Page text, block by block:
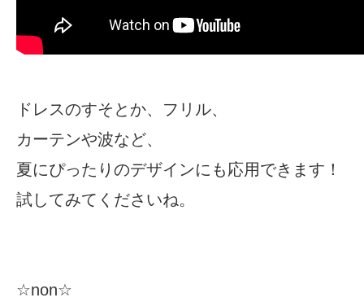
ドレスのすそとか、フリル、
カーテンや波など、
夏にぴったりのデザインにも応用できます！
試してみてくださいね。
☆non☆